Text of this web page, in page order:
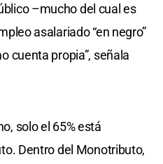
–mucho del cual es
asalariado “en negro”
cuenta propia”, señala
solo el 65% está
Dentro del Monotributo,